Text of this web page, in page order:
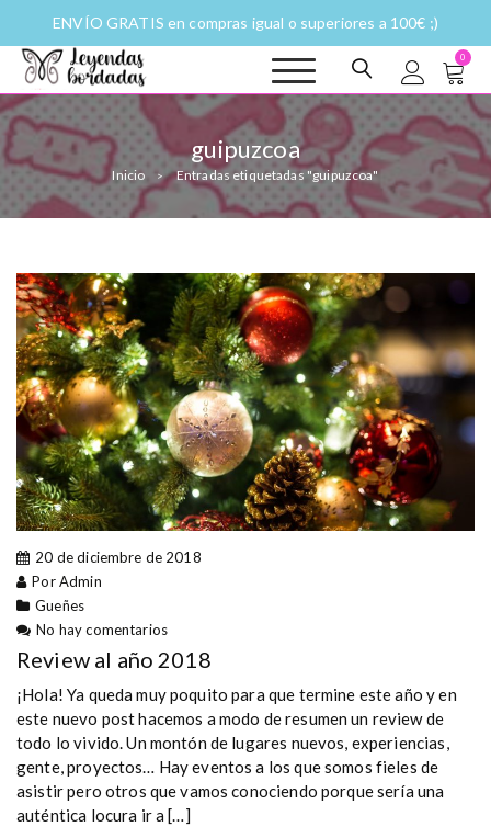
ENVÍO GRATIS en compras igual o superiores a 100€ ;)
Leyendas
bordadas |
Historias
fantásticas a
puntadas
Moda y complementos
0
guipuzcoa
Inicio > Entradas etiquetadas "guipuzcoa"
20 de diciembre de 2018
Por Admin
Gueñes
No hay comentarios
Review al año 2018
¡Hola! Ya queda muy poquito para que termine este año y en
este nuevo post hacemos a modo de resumen un review de
todo lo vivido. Un montón de lugares nuevos, experiencias,
gente, proyectos… Hay eventos a los que somos fieles de
asistir pero otros que vamos conociendo porque sería una
auténtica locura ir a […]